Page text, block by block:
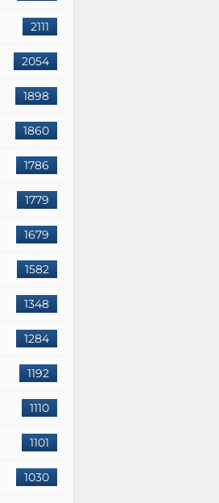
2111
2054
1898
1860
1786
1779
1679
1582
1348
1284
1192
1110
1101
1030